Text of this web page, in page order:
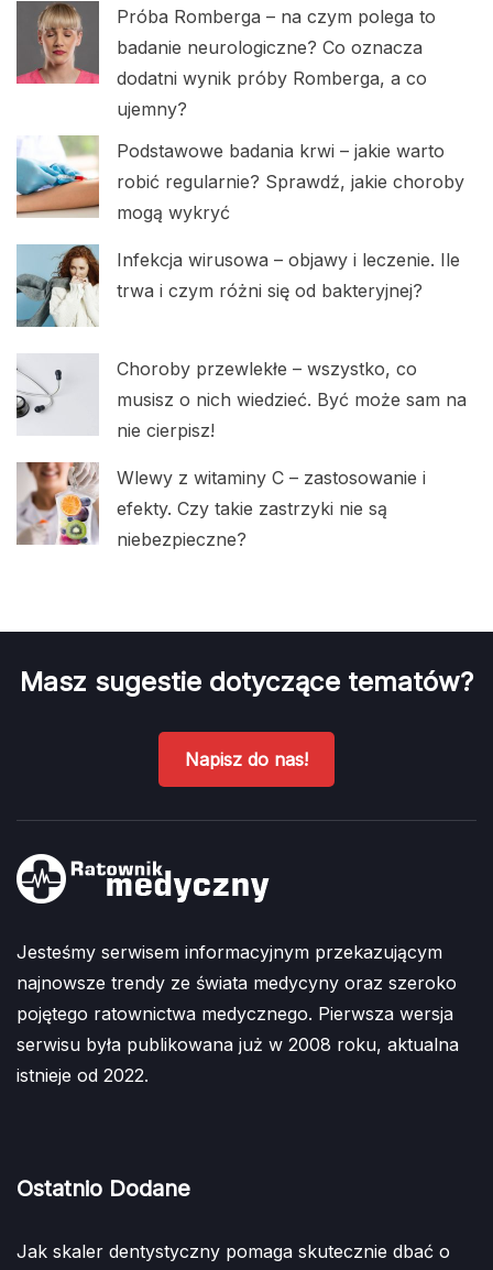
Próba Romberga – na czym polega to
badanie neurologiczne? Co oznacza
dodatni wynik próby Romberga, a co
ujemny?
Podstawowe badania krwi – jakie warto
robić regularnie? Sprawdź, jakie choroby
mogą wykryć
Infekcja wirusowa – objawy i leczenie. Ile
trwa i czym różni się od bakteryjnej?
Choroby przewlekłe – wszystko, co
musisz o nich wiedzieć. Być może sam na
nie cierpisz!
Wlewy z witaminy C – zastosowanie i
efekty. Czy takie zastrzyki nie są
niebezpieczne?
Masz sugestie dotyczące tematów?
Napisz do nas!
Jesteśmy serwisem informacyjnym przekazującym
najnowsze trendy ze świata medycyny oraz szeroko
pojętego ratownictwa medycznego. Pierwsza wersja
serwisu była publikowana już w 2008 roku, aktualna
istnieje od 2022.
Ostatnio Dodane
Jak skaler dentystyczny pomaga skutecznie dbać o